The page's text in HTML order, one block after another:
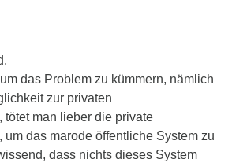
das Problem zu kümmern, nämlich
zur privaten
tötet man lieber die private
um das marode öffentliche System zu
dass nichts dieses System